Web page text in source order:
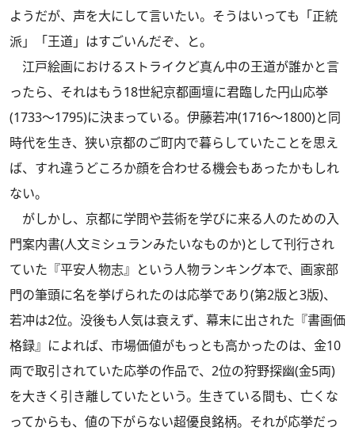
ようだが、声を大にして言いたい。そうはいっても「正統
派」「王道」はすごいんだぞ、と。
江戸絵画におけるストライクど真ん中の王道が誰かと言
ったら、それはもう18世紀京都画壇に君臨した円山応挙
(1733～1795)に決まっている。伊藤若冲(1716～1800)と同
時代を生き、狭い京都のご町内で暮らしていたことを思え
ば、すれ違うどころか顔を合わせる機会もあったかもしれ
ない。
がしかし、京都に学問や芸術を学びに来る人のための入
門案内書(人文ミシュランみたいなものか)として刊行され
ていた『平安人物志』という人物ランキング本で、画家部
門の筆頭に名を挙げられたのは応挙であり(第2版と3版)、
若冲は2位。没後も人気は衰えず、幕末に出された『書画価
格録』によれば、市場価値がもっとも高かったのは、金10
両で取引されていた応挙の作品で、2位の狩野探幽(金5両)
を大きく引き離していたという。生きている間も、亡くな
ってからも、値の下がらない超優良銘柄。それが応挙だっ